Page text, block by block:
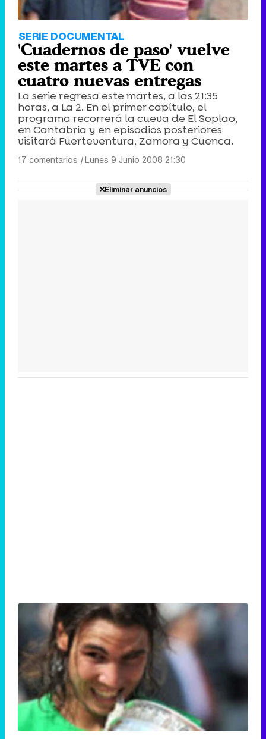
SERIE DOCUMENTAL
'Cuadernos de paso' vuelve
este martes a TVE con
cuatro nuevas entregas
La serie regresa este martes, a las 21:35
horas, a La 2. En el primer capítulo, el
programa recorrerá la cueva de El Soplao,
en Cantabria y en episodios posteriores
visitará Fuerteventura, Zamora y Cuenca.
17 comentarios |Lunes 9 Junio 2008 21:30
Eliminar anuncios